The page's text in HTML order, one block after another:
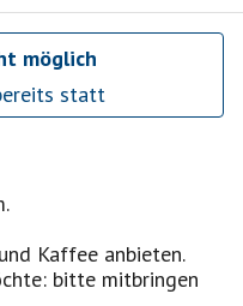
möglich
statt
Kaffee anbieten.
bitte mitbringen